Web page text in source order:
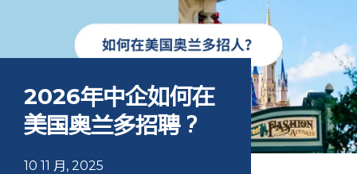
2026年中企如何在
美国奥兰多招聘？
10 11 月, 2025